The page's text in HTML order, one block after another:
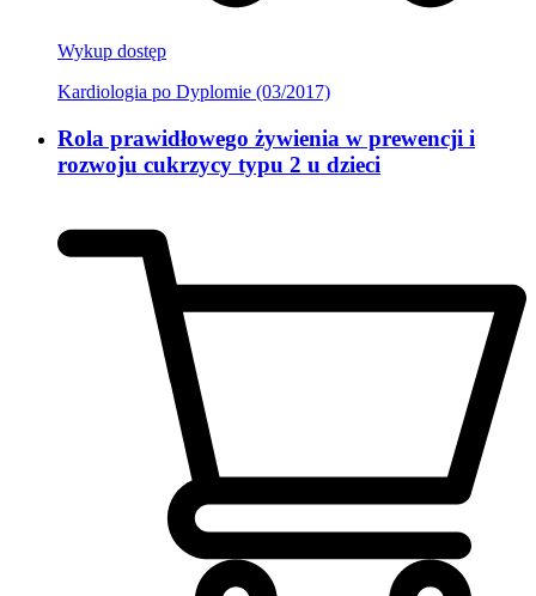
Wykup dostęp
Kardiologia po Dyplomie (03/2017)
Rola prawidłowego żywienia w prewencji i
rozwoju cukrzycy typu 2 u dzieci